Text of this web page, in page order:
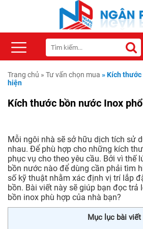
Trang chủ » Tư vấn chọn mua »Kích thước
hiện
Kích thước bồn nước Inox
Mỗi ngôi nhà sẽ sở hữu dịch tích sử
nhau. Để phù hợp cho những kích
phục vụ cho theo yêu cầu. Bởi vì thế
bồn nước nào để dùng cần phải tìm
số kỹ thuật nhằm xác định vị trí lắp
bồn. Bài viết này sẽ giúp bạn đọc
bồn inox phù hợp của nhà bạn?
Mục lục bài viết